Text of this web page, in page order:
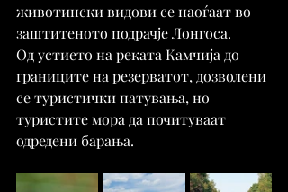
животински видови се наоѓаат во
заштитеното подрачје Лонгоса.
Од устието на реката Камчија до
границите на резерватот, дозволени
се туристички патувања, но
туристите мора да почитуваат
одредени барања.